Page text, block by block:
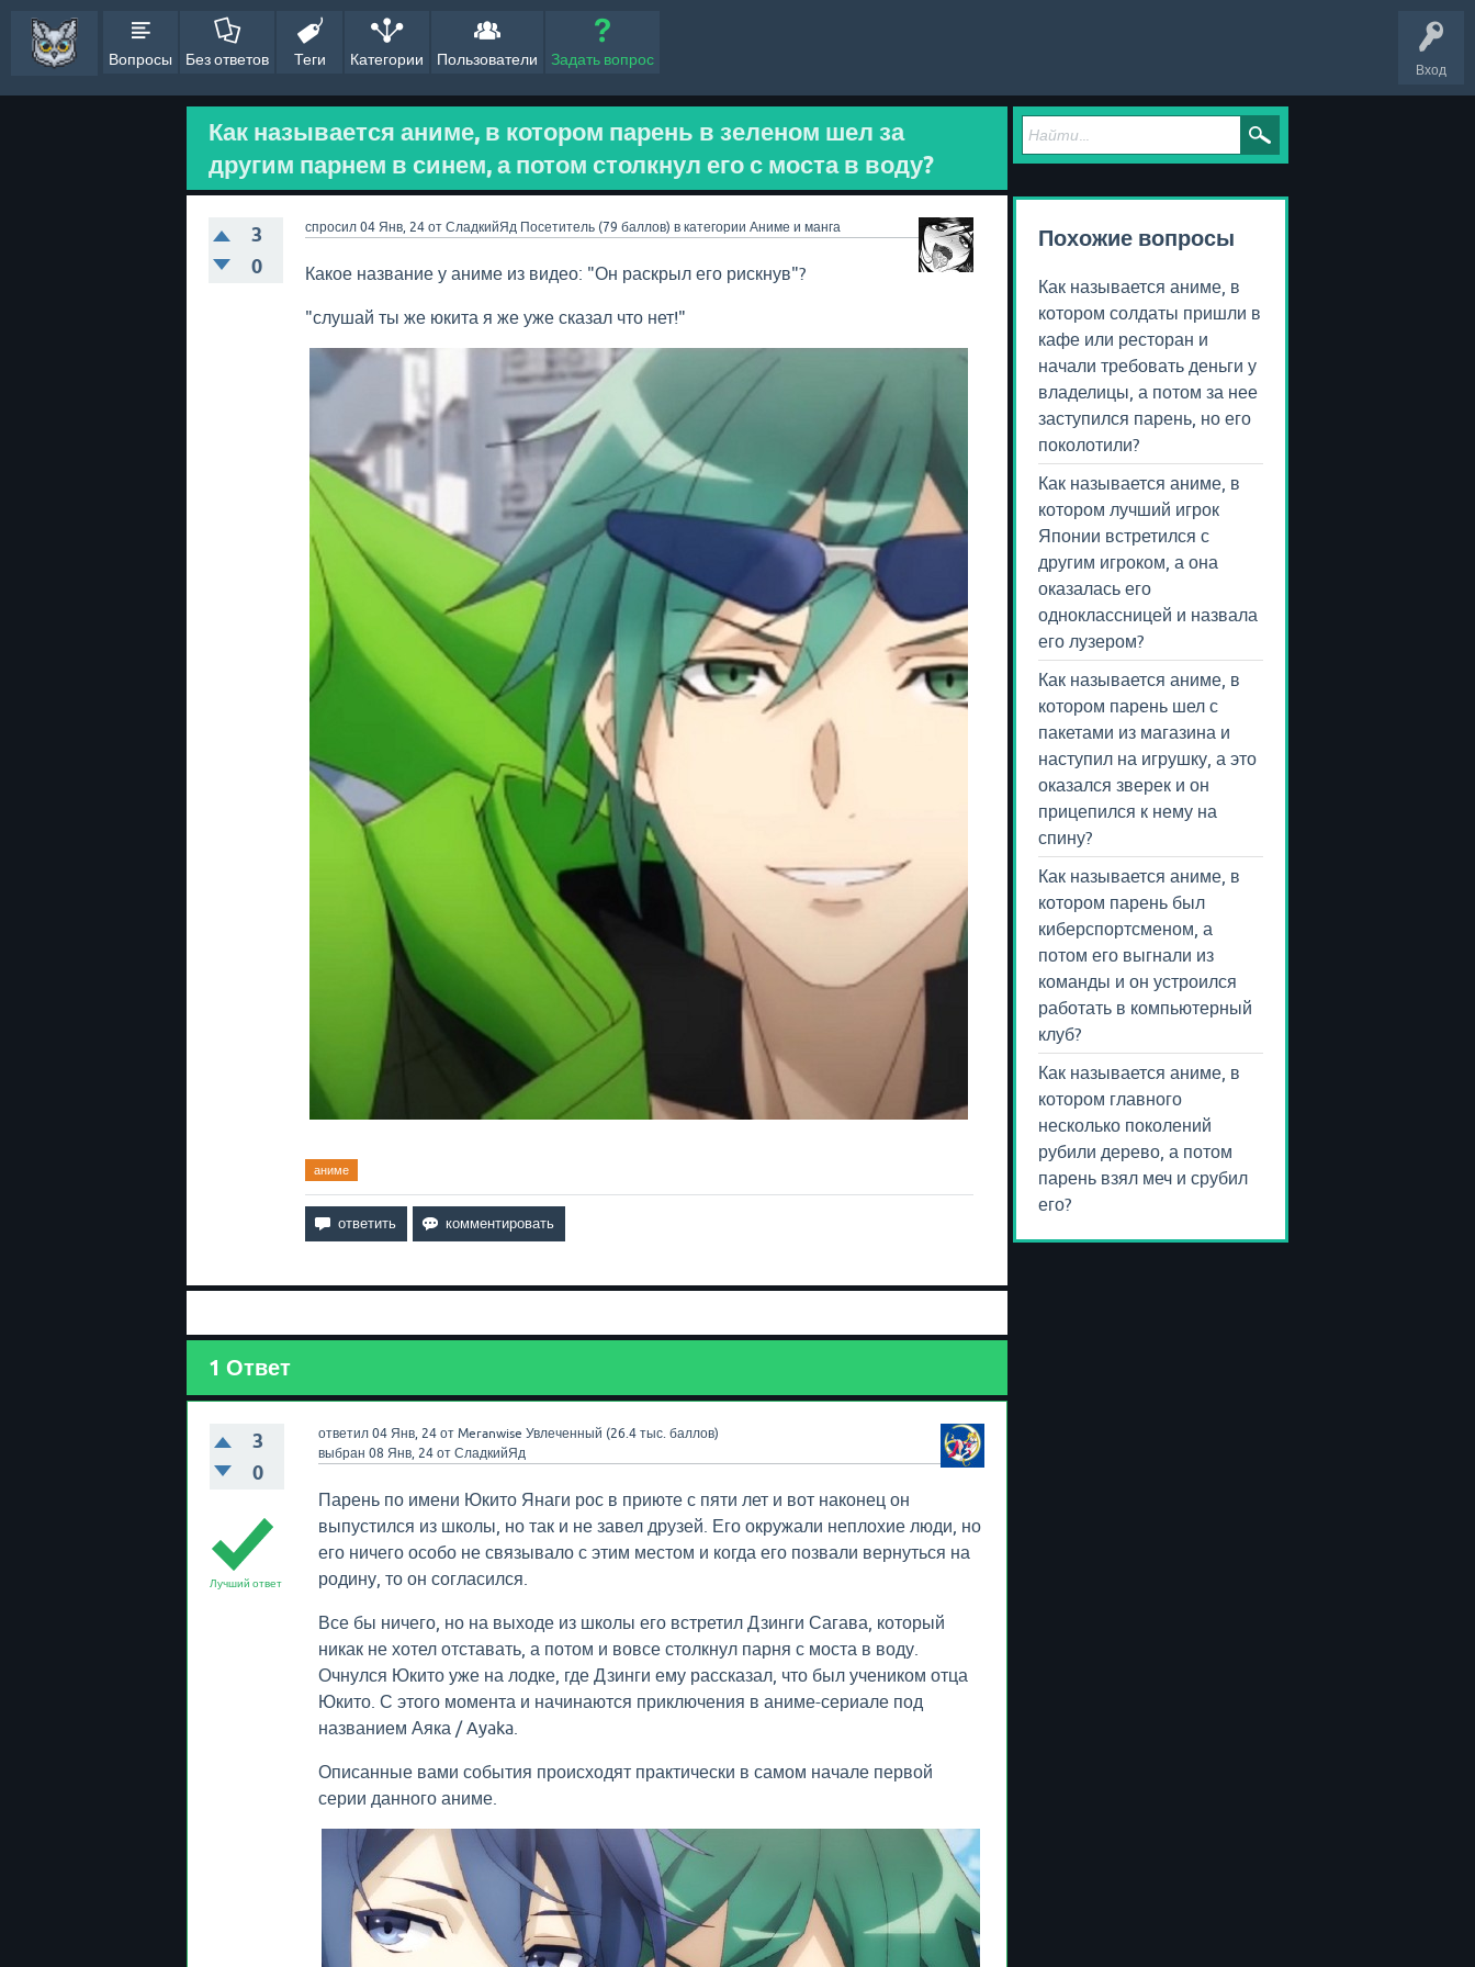
Вход
Вопросы Без ответов Теги Категории Пользователи Задать вопрос
Как называется аниме, в котором парень в зеленом шел за
другим парнем в синем, а потом столкнул его с моста в воду?
3
0
спросил 04 Янв, 24 от СладкийЯд Посетитель (79 баллов) в категории Аниме и манга
Какое название у аниме из видео: "Он раскрыл его рискнув"?
"слушай ты же юкита я же уже сказал что нет!"
аниме
1 Ответ
3
0
ответил 04 Янв, 24 от Meranwise Увлеченный (26.4 тыс.баллов)
выбран 08 Янв, 24 от СладкийЯд
Лучший ответ
Парень по имени Юкито Янаги рос в приюте с пяти лет и вот наконец он
выпустился из школы, но так и не завел друзей. Его окружали неплохие люди, но
его ничего особо не связывало с этим местом и когда его позвали вернуться на
родину, то он согласился.
Все бы ничего, но на выходе из школы его встретил Дзинги Сагава, который
никак не хотел отставать, а потом и вовсе столкнул парня с моста в воду.
Очнулся Юкито уже на лодке, где Дзинги ему рассказал, что был учеником отца
Юкито. С этого момента и начинаются приключения в аниме-сериале под
названием Аяка / Ayaka.
Описанные вами события происходят практически в самом начале первой
серии данного аниме.
Похожие вопросы
Как называется аниме, в
котором солдаты пришли в
кафе или ресторан и
начали требовать деньги у
владелицы, а потом за нее
заступился парень, но его
поколотили?
Как называется аниме, в
котором лучший игрок
Японии встретился с
другим игроком, а она
оказалась его
одноклассницей и назвала
его лузером?
Как называется аниме, в
котором парень шел с
пакетами из магазина и
наступил на игрушку, а это
оказался зверек и он
прицепился к нему на
спину?
Как называется аниме, в
котором парень был
киберспортсменом, а
потом его выгнали из
команды и он устроился
работать в компьютерный
клуб?
Как называется аниме, в
котором главного
несколько поколений
рубили дерево, а потом
парень взял меч и срубил
его?